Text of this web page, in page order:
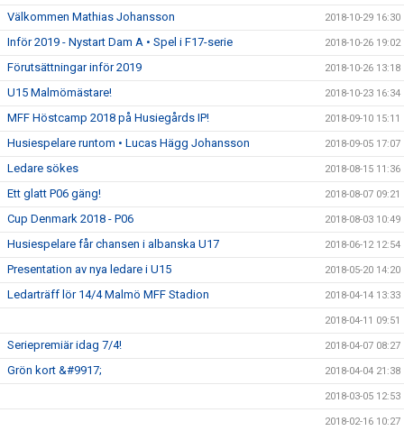
Välkommen Mathias Johansson 2018-10-29 16:30
Inför 2019 - Nystart Dam A • Spel i F17-serie 2018-10-26 19:02
Förutsättningar inför 2019 2018-10-26 13:18
U15 Malmömästare! 2018-10-23 16:34
MFF Höstcamp 2018 på Husiegårds IP! 2018-09-10 15:11
Husiespelare runtom • Lucas Hägg Johansson 2018-09-05 17:07
Ledare sökes 2018-08-15 11:36
Ett glatt P06 gäng! 2018-08-07 09:21
Cup Denmark 2018 - P06 2018-08-03 10:49
Husiespelare får chansen i albanska U17 2018-06-12 12:54
Presentation av nya ledare i U15 2018-05-20 14:20
Ledarträff lör 14/4 Malmö MFF Stadion 2018-04-14 13:33
2018-04-11 09:51
Seriepremiär idag 7/4! 2018-04-07 08:27
Grön kort &#9917; 2018-04-04 21:38
2018-03-05 12:53
2018-02-16 10:27